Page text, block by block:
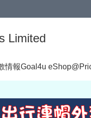
Limited
情報Goal4u